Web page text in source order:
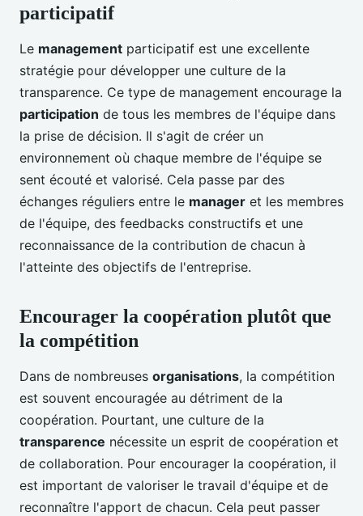
participatif
Le management participatif est une excellente
stratégie pour développer une culture de la
transparence. Ce type de management encourage la
participation de tous les membres de l'équipe dans
la prise de décision. Il s'agit de créer un
environnement où chaque membre de l'équipe se
sent écouté et valorisé. Cela passe par des
échanges réguliers entre le manager et les membres
de l'équipe, des feedbacks constructifs et une
reconnaissance de la contribution de chacun à
l'atteinte des objectifs de l'entreprise.
Encourager la coopération plutôt que
la compétition
Dans de nombreuses organisations, la compétition
est souvent encouragée au détriment de la
coopération. Pourtant, une culture de la
transparence nécessite un esprit de coopération et
de collaboration. Pour encourager la coopération, il
est important de valoriser le travail d'équipe et de
reconnaître l'apport de chacun. Cela peut passer